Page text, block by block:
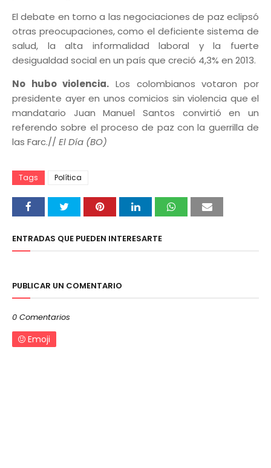
El debate en torno a las negociaciones de paz eclipsó
otras preocupaciones, como el deficiente sistema de
salud, la alta informalidad laboral y la fuerte
desigualdad social en un país que creció 4,3% en 2013.
No hubo violencia. Los colombianos votaron por
presidente ayer en unos comicios sin violencia que el
mandatario Juan Manuel Santos convirtió en un
referendo sobre el proceso de paz con la guerrilla de
las Farc.// El Día (BO)
Tags Política
ENTRADAS QUE PUEDEN INTERESARTE
PUBLICAR UN COMENTARIO
0 Comentarios
Emoji